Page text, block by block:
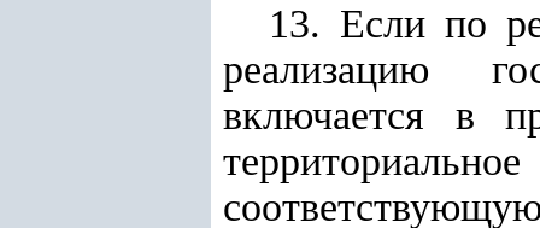
13. Если по
реализацию
включается в